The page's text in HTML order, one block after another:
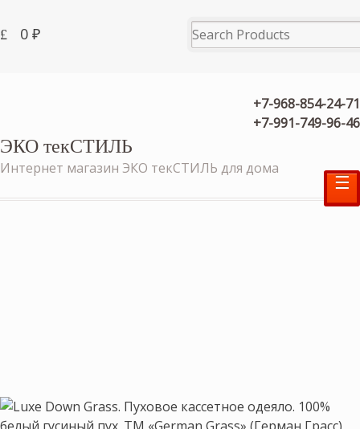
0₽
+7-968-854-24-71
+7-991-749-96-46
ЭКО текСТИЛЬ
Интернет магазин ЭКО текСТИЛЬ для дома
☰